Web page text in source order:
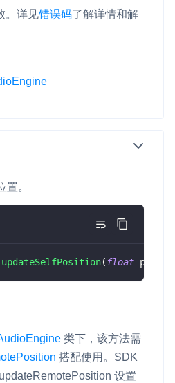
详见错误码了解详情和解
。
updateSelfPosition( float
类下，该方法需
搭配使用。SDK
updateRemotePosition 设置